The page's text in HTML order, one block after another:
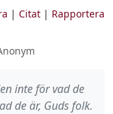
| Citat| Rapportera
inte för vad de
de är, Guds folk.